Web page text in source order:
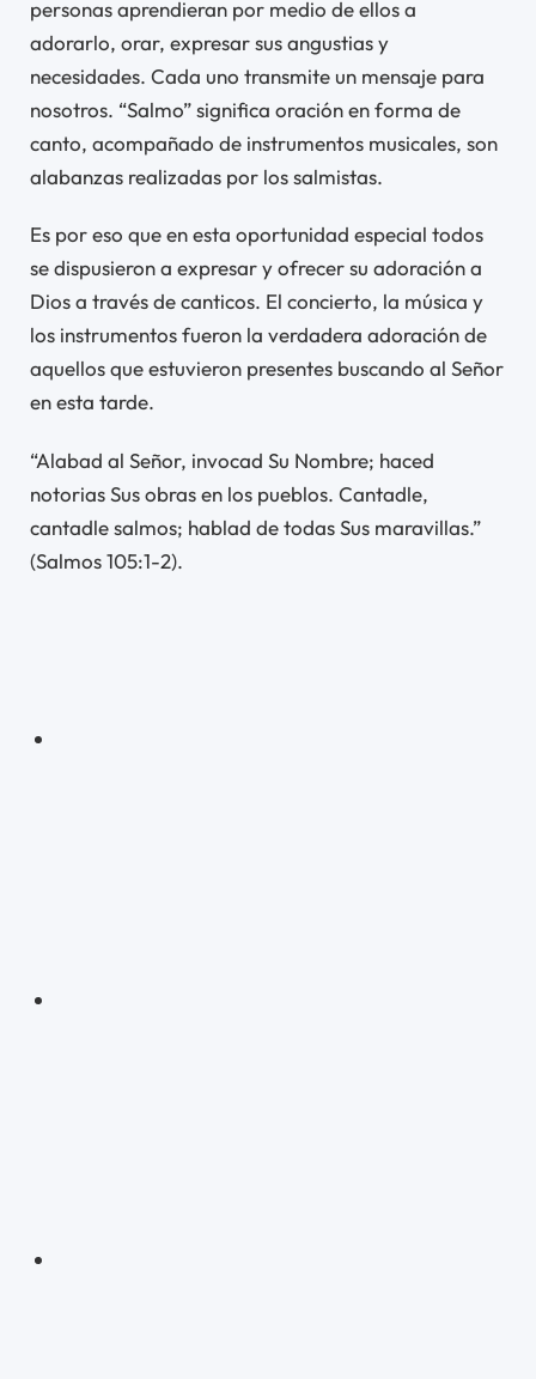
personas aprendieran por medio de ellos a
adorarlo, orar, expresar sus angustias y
necesidades. Cada uno transmite un mensaje para
nosotros. “Salmo” significa oración en forma de
canto, acompañado de instrumentos musicales, son
alabanzas realizadas por los salmistas.
Es por eso que en esta oportunidad especial todos
se dispusieron a expresar y ofrecer su adoración a
Dios a través de canticos. El concierto, la música y
los instrumentos fueron la verdadera adoración de
aquellos que estuvieron presentes buscando al Señor
en esta tarde.
“Alabad al Señor, invocad Su Nombre; haced
notorias Sus obras en los pueblos. Cantadle,
cantadle salmos; hablad de todas Sus maravillas.”
(Salmos 105:1-2).